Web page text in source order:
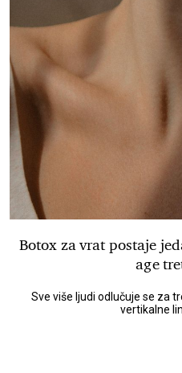
Botox za vrat postaje
age
Sve više ljudi odlučuje se za
vertikalne